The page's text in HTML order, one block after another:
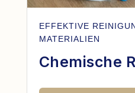
EFFEKTIVE
MATERIALIEN
Chemische